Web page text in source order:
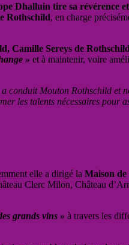
Dhalluin tire sa révérence
Rothschild, en charge
Camille Sereys de
» et à maintenir, voire
Mouton Rothschild et
les talents nécessaires pour
elle a dirigé la Maison de
Clerc Milon, Château
grands vins » à travers les